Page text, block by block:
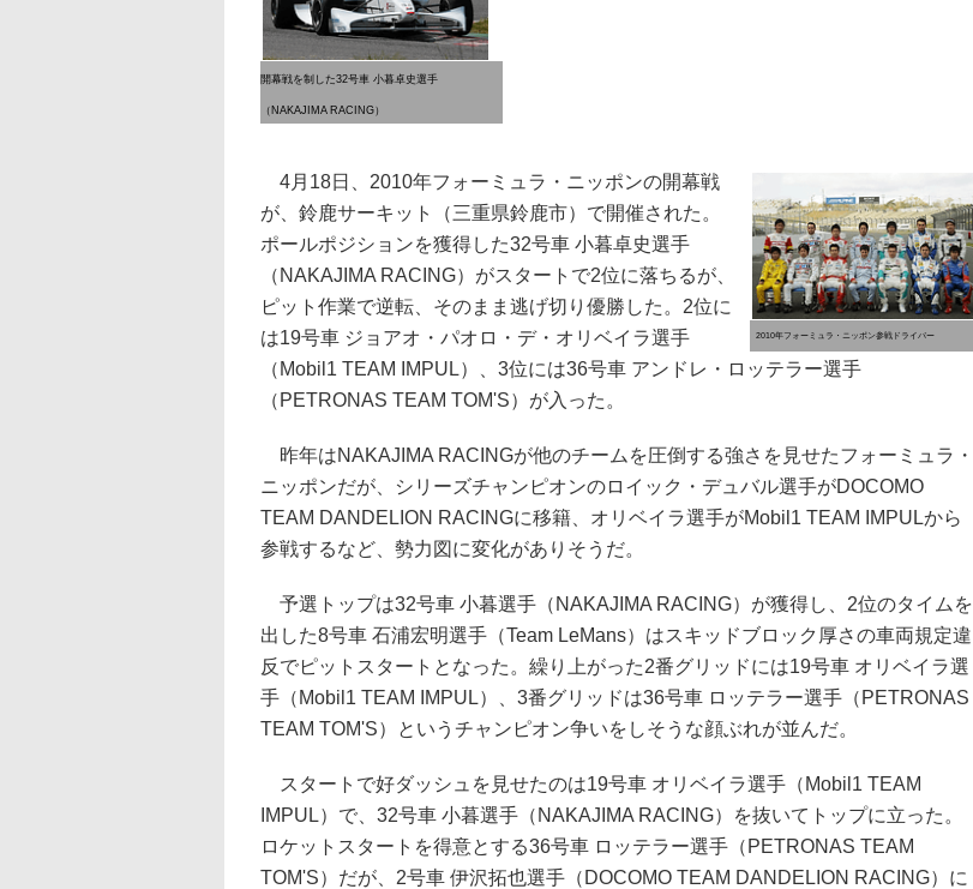
開幕戦を制した32号車 小暮卓史選手
（NAKAJIMA RACING）
2010年フォーミュラ・ニッポン参戦ドライバー
4月18日、2010年フォーミュラ・ニッポンの開幕戦
が、鈴鹿サーキット（三重県鈴鹿市）で開催された。
ポールポジションを獲得した32号車 小暮卓史選手
（NAKAJIMA RACING）がスタートで2位に落ちるが、
ピット作業で逆転、そのまま逃げ切り優勝した。2位に
は19号車 ジョアオ・パオロ・デ・オリベイラ選手
（Mobil1 TEAM IMPUL）、3位には36号車 アンドレ・ロッテラー選手
（PETRONAS TEAM TOM'S）が入った。
昨年はNAKAJIMA RACINGが他のチームを圧倒する強さを見せたフォーミュラ・
ニッポンだが、シリーズチャンピオンのロイック・デュバル選手がDOCOMO
TEAM DANDELION RACINGに移籍、オリベイラ選手がMobil1 TEAM IMPULから
参戦するなど、勢力図に変化がありそうだ。
予選トップは32号車 小暮選手（NAKAJIMA RACING）が獲得し、2位のタイムを
出した8号車 石浦宏明選手（Team LeMans）はスキッドブロック厚さの車両規定違
反でピットスタートとなった。繰り上がった2番グリッドには19号車 オリベイラ選
手（Mobil1 TEAM IMPUL）、3番グリッドは36号車 ロッテラー選手（PETRONAS
TEAM TOM'S）というチャンピオン争いをしそうな顔ぶれが並んだ。
スタートで好ダッシュを見せたのは19号車 オリベイラ選手（Mobil1 TEAM
IMPUL）で、32号車 小暮選手（NAKAJIMA RACING）を抜いてトップに立った。
ロケットスタートを得意とする36号車 ロッテラー選手（PETRONAS TEAM
TOM'S）だが、2号車 伊沢拓也選手（DOCOMO TEAM DANDELION RACING）に